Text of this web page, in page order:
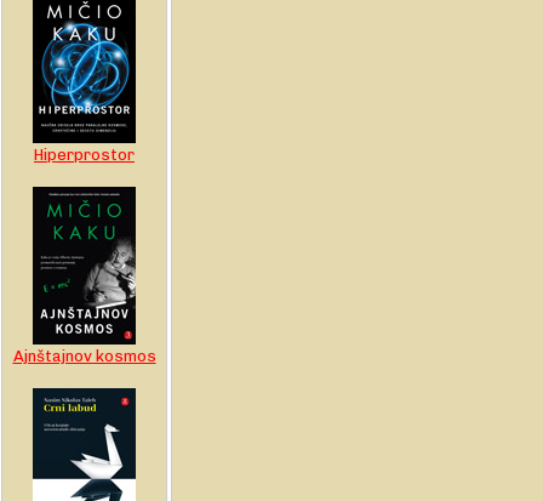
Hiperprostor
Ajnštajnov kosmos